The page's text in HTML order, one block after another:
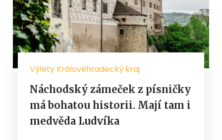
Výlety Královéhradecký kraj
Náchodský zámeček z písničky
má bohatou historii. Mají tam i
medvěda Ludvíka